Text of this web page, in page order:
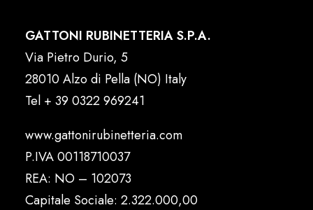
GATTONI RUBINETTERIA S.P.A.
Via Pietro Durio, 5
28010 Alzo di Pella (NO) Italy
Tel + 39 0322 969241
www.gattonirubinetteria.com
P.IVA 00118710037
REA: NO – 102073
Capitale Sociale: 2.322.000,00